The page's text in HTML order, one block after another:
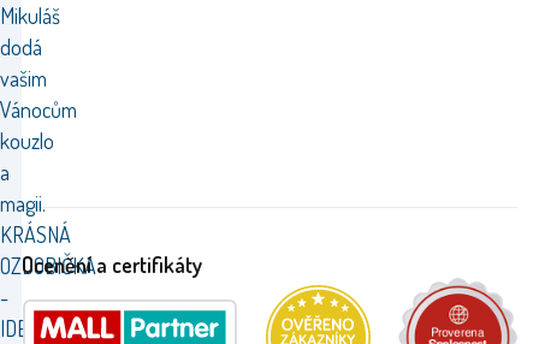
Mikuláš
dodá
vašim
Vánocům
kouzlo
a
magii.
KRÁSNÁ
OZDOBIČKA
-
IDEÁLNÍ
Ocenění a certifikáty